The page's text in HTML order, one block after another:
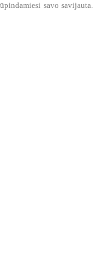
savo savijauta.